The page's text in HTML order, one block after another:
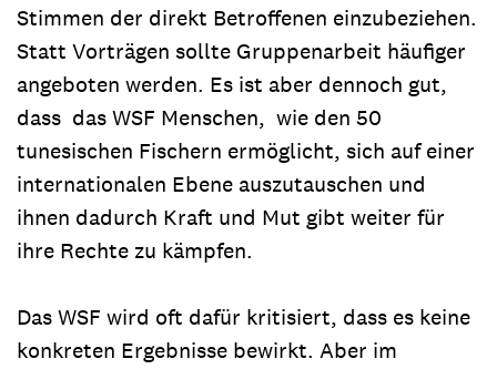
Stimmen der direkt Betroffenen einzubeziehen.
Statt Vorträgen sollte Gruppenarbeit häufiger
angeboten werden. Es ist aber dennoch gut,
dass das WSF Menschen, wie den 50
tunesischen Fischern ermöglicht, sich auf einer
internationalen Ebene auszutauschen und
ihnen dadurch Kraft und Mut gibt weiter für
ihre Rechte zu kämpfen.
Das WSF wird oft dafür kritisiert, dass es keine
konkreten Ergebnisse bewirkt. Aber im